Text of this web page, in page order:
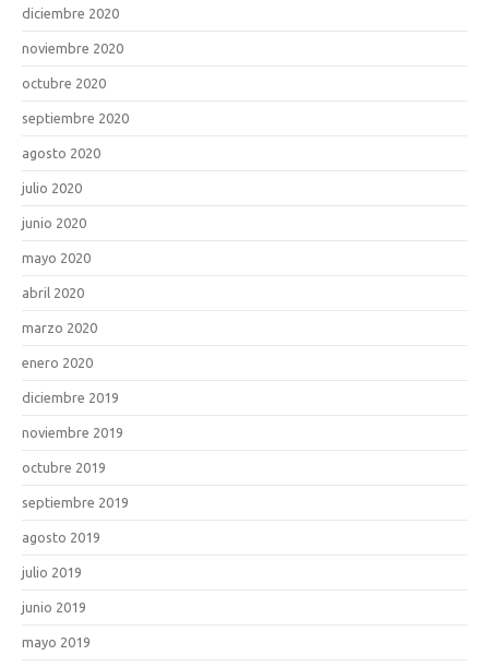
diciembre 2020
noviembre 2020
octubre 2020
septiembre 2020
agosto 2020
julio 2020
junio 2020
mayo 2020
abril 2020
marzo 2020
enero 2020
diciembre 2019
noviembre 2019
octubre 2019
septiembre 2019
agosto 2019
julio 2019
junio 2019
mayo 2019